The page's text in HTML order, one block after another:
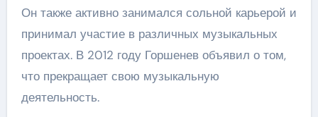
Он также активно занимался сольной карьерой и
принимал участие в различных музыкальных
проектах. В 2012 году Горшенев объявил о том,
что прекращает свою музыкальную
деятельность.